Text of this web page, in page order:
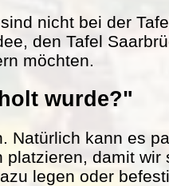
nicht bei der
den Tafel
möchten.
wurde?"
Natürlich kann es
damit wir
legen oder